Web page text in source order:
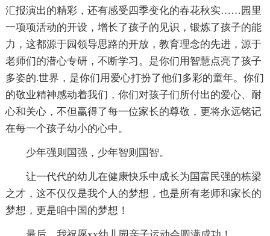
汇报演出的精彩，还有感受四季变化的春花秋实……园里
一项项活动的开设，增长了孩子的见识，锻炼了孩子的能
力，这都源于园领导思路的开放，教育理念的先进，源于
老师们的潜心专研，不断学习。是你们用智慧点亮了孩子
多姿的.世界，是你们用爱心打扮了他们多彩的童年。你们
的敬业精神感动着我们，你们对孩子们所付出的爱心、耐
心和关心，不但赢得了每一位家长的尊敬，更将永远铭记
在每一个孩子幼小的心中。
少年强则国强，少年智则国智。
让一代代的幼儿在健康快乐中成长为国富民强的栋梁
之才，这不仅仅是我个人的梦想，也是所有老师和家长的
梦想，更是咱中国的梦想！